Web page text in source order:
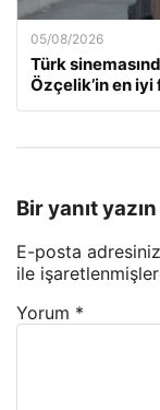
05/08/2026
Türk
Özçelik’in en
Bir yanıt yazın
E-posta
ile
Yorum *